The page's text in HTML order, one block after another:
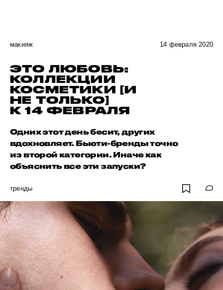
макияж 14 февраля 2020
ЭТО ЛЮБОВЬ:
КОЛЛЕКЦИИ
КОСМЕТИКИ [И
НЕ ТОЛЬКО]
К 14 ФЕВРАЛЯ
Одних этот день бесит, других
вдохновляет. Бьюти-бренды точно
из второй категории. Иначе как
объяснить все эти запуски?
тренды